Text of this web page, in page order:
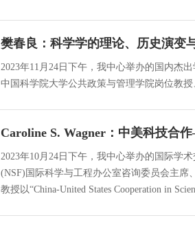
樊春良：科学学的理论、历史演变
2023年11月24日下午，我中心举办的国内杰
中国科学院大学公共政策与管理学院岗位教
Caroline S. Wagner：中美科技合
2023年10月24日下午，我中心举办的国际学
(NSF)国际科学与工程办公室咨询委员会主席
教授以“China-United States Cooperation in